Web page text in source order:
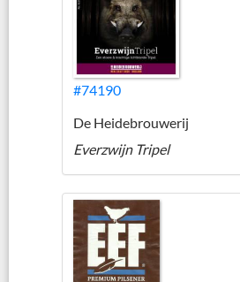
#74190
De Heidebrouwerij
Everzwijn Tripel